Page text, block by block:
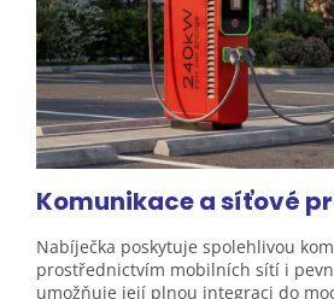
Komunikace a síťové
Nabíječka poskytuje spolehlivou
prostřednictvím mobilních sítí i
umožňuje její plnou integraci do